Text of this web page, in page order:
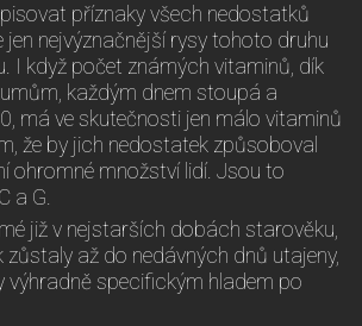
příznaky všech nedostatků
jen nejvýznačnější rysy tohoto druhu
I když počet známých vitaminů, dík
každým dnem stoupá a
má ve skutečnosti jen málo vitaminů
že by jich nedostatek způsoboval
ohromné množství lidí. Jsou to
, C a G.
již v nejstarších dobách starověku,
zůstaly až do nedávných dnů utajeny,
výhradně specifickým hladem po